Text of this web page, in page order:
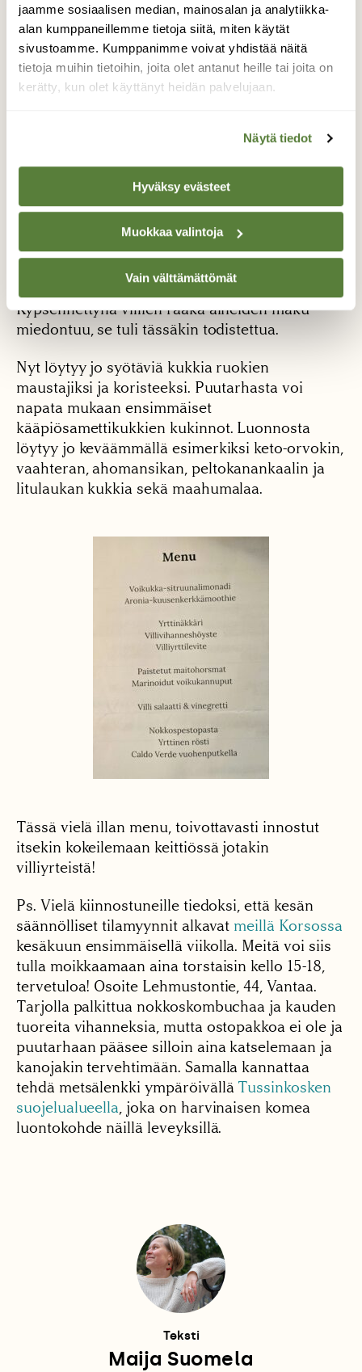
jaamme sosiaalisen median, mainosalan ja analytiikka-
alan kumppaneillemme tietoja siitä, miten käytät
sivustoamme. Kumppanimme voivat yhdistää näitä
tietoja muihin tietoihin, joita olet antanut heille tai joita on
kerätty, kun olet käyttänyt heidän palvelujaan.
Näytä tiedot
Hyväksy evästeet
Muokkaa valintoja
Vain välttämättömät
Kokeilimme kurssilla myös kuusenkerkkää ja
koivunlehtiä paistosten mausteena.
Kuusenkerkkämuffinssit saivat makua etenkin
kuorrutteen kuusenkerkistä, taikinassa makua
oli enemmänkin häivähdys. Myös koivulehti-
perunaröstit olisivat kaivanneet vähän
enemmän koivun makua, vaikka hyviä olivatkin!
Kypsennettynä villien raaka-aineiden maku
miedontuu, se tuli tässäkin todistettua.
Nyt löytyy jo syötäviä kukkia ruokien
maustajiksi ja koristeeksi. Puutarhasta voi
napata mukaan ensimmäiset
kääpiösamettikukkien kukinnot. Luonnosta
löytyy jo keväämmällä esimerkiksi keto-orvokin,
vaahteran, ahomansikan, peltokanankaalin ja
litulaukan kukkia sekä maahumalaa.
Tässä vielä illan menu, toivottavasti innostut
itsekin kokeilemaan keittiössä jotakin
villiyrteistä!
Ps. Vielä kiinnostuneille tiedoksi, että kesän
säännölliset tilamyynnit alkavat meillä Korsossa
kesäkuun ensimmäisellä viikolla. Meitä voi siis
tulla moikkaamaan aina torstaisin kello 15-18,
tervetuloa! Osoite Lehmustontie, 44, Vantaa.
Tarjolla palkittua nokkoskombuchaa ja kauden
tuoreita vihanneksia, mutta ostopakkoa ei ole ja
puutarhaan pääsee silloin aina katselemaan ja
kanojakin tervehtimään. Samalla kannattaa
tehdä metsälenkki ympäröivällä Tussinkosken
suojelualueella, joka on harvinaisen komea
luontokohde näillä leveyksillä.
Teksti
Maija Suomela